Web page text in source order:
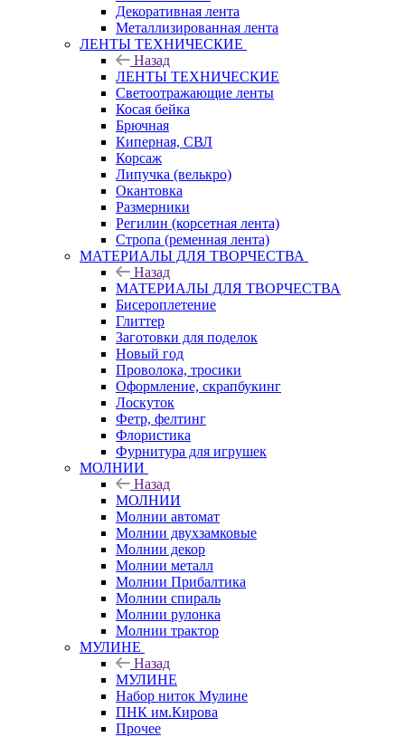
Декоративная лента
Металлизированная лента
ЛЕНТЫ ТЕХНИЧЕСКИЕ
Назад
ЛЕНТЫ ТЕХНИЧЕСКИЕ
Светоотражающие ленты
Косая бейка
Брючная
Киперная, СВЛ
Корсаж
Липучка (велькро)
Окантовка
Размерники
Регилин (корсетная лента)
Стропа (ременная лента)
МАТЕРИАЛЫ ДЛЯ ТВОРЧЕСТВА
Назад
МАТЕРИАЛЫ ДЛЯ ТВОРЧЕСТВА
Бисероплетение
Глиттер
Заготовки для поделок
Новый год
Проволока, тросики
Оформление, скрапбукинг
Лоскуток
Фетр, фелтинг
Флористика
Фурнитура для игрушек
МОЛНИИ
Назад
МОЛНИИ
Молнии автомат
Молнии двухзамковые
Молнии декор
Молнии металл
Молнии Прибалтика
Молнии спираль
Молнии рулонка
Молнии трактор
МУЛИНЕ
Назад
МУЛИНЕ
Набор ниток Мулине
ПНК им.Кирова
Прочее